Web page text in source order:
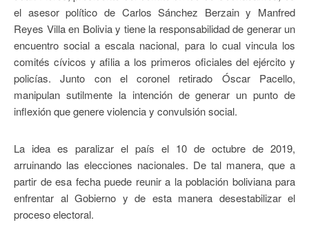
el asesor político de Carlos Sánchez Berzain y Manfred
Reyes Villa en Bolivia y tiene la responsabilidad de generar un
encuentro social a escala nacional, para lo cual vincula los
comités cívicos y afilia a los primeros oficiales del ejército y
policías. Junto con el coronel retirado Óscar Pacello,
manipulan sutilmente la intención de generar un punto de
inflexión que genere violencia y convulsión social.
La idea es paralizar el país el 10 de octubre de 2019,
arruinando las elecciones nacionales. De tal manera, que a
partir de esa fecha puede reunir a la población boliviana para
enfrentar al Gobierno y de esta manera desestabilizar el
proceso electoral.